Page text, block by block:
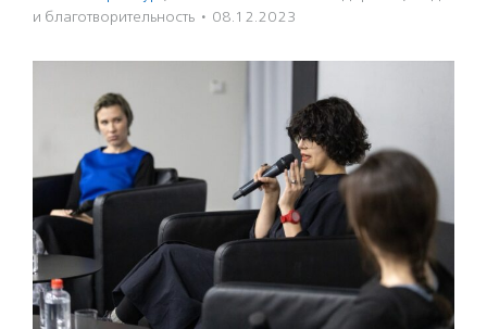
и благотвори­тель­ность · 08.12.2023